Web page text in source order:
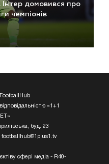
домовився про
чемпіонів
«1+1
буд. 23
footballhub@1plus1.tv
сфері медіа - R40-